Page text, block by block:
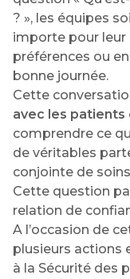
? », les équipes
importe pour leur
préférences ou
bonne journée.
Cette
avec les patients
comprendre ce
de véritables
conjointe de
Cette question
relation de
A l’occasion de
plusieurs actions
à la Sécurité des